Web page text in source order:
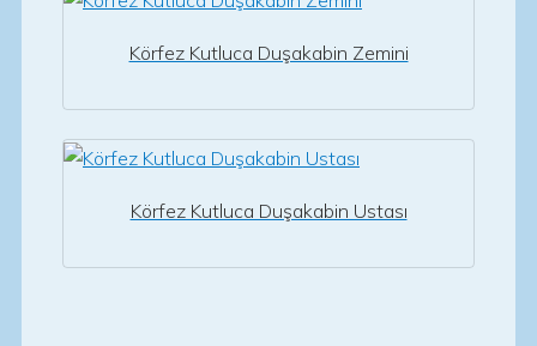
Körfez Kutluca Duşakabin Zemini
Körfez Kutluca Duşakabin Ustası